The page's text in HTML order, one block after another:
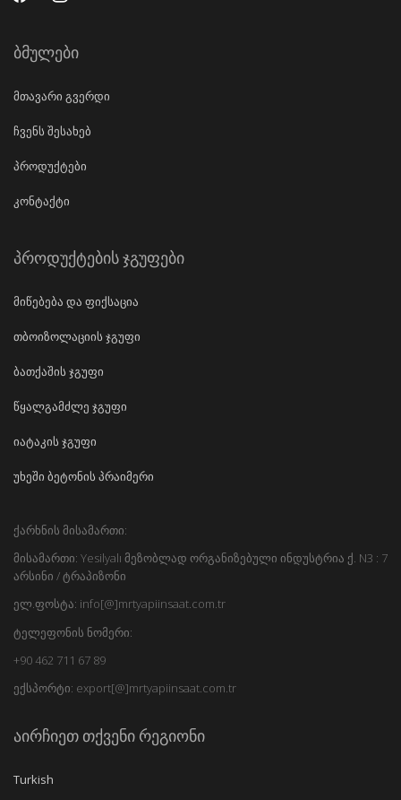
ბმულები
მთავარი გვერდი
ჩვენს შესახებ
პროდუქტები
კონტაქტი
პროდუქტების ჯგუფები
მიწებება და ფიქსაცია
თბოიზოლაციის ჯგუფი
ბათქაშის ჯგუფი
წყალგამძლე ჯგუფი
იატაკის ჯგუფი
უხეში ბეტონის პრაიმერი
ქარხნის მისამართი:
მისამართი: Yesilyalı მეზობლად ორგანიზებული ინდუსტრია ქ. N3 : 7
არსინი / ტრაპიზონი
ელ.ფოსტა: info[@]mrtyapiinsaat.com.tr
ტელეფონის ნომერი:
+90 462 711 67 89
ექსპორტი: export[@]mrtyapiinsaat.com.tr
აირჩიეთ თქვენი რეგიონი
Turkish